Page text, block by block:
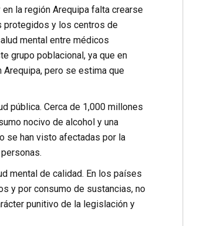
la región Arequipa falta crearse
protegidos y los centros de
mental entre médicos
grupo poblacional, ya que en
pero se estima que
pública. Cerca de 1,000 millones
nocivo de alcohol y una
se han visto afectadas por la
mental de calidad. En los países
y por consumo de sustancias, no
punitivo de la legislación y